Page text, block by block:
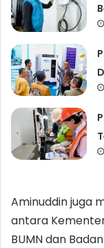
Aminuddin juga
antara
BUMN dan